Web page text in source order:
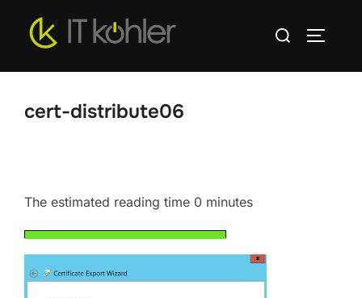
Inhalt
Suchen
cert-distribute06
The estimated reading time 0 minutes